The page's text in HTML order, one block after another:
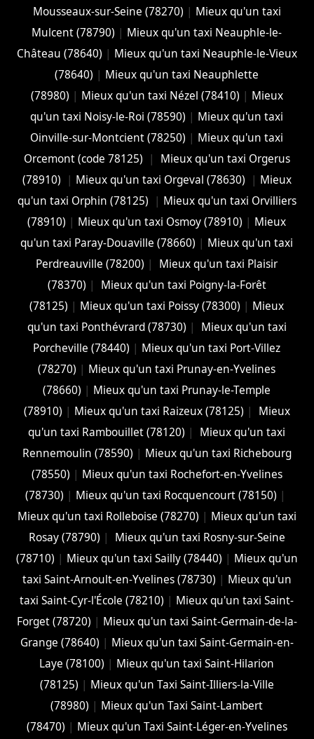
Mousseaux-sur-Seine (78270) | Mieux qu'un taxi
Mulcent (78790) | Mieux qu'un taxi Neauphle-le-
Château (78640) | Mieux qu'un taxi Neauphle-le-Vieux
(78640) | Mieux qu'un taxi Neauphlette
(78980) | Mieux qu'un taxi Nézel (78410) | Mieux
qu'un taxi Noisy-le-Roi (78590) | Mieux qu'un taxi
Oinville-sur-Montcient (78250) | Mieux qu'un taxi
Orcemont (code 78125)
|
Mieux qu'un taxi Orgerus
(78910)
| Mieux qu'un taxi Orgeval (78630) | Mieux
qu'un taxi Orphin (78125)
| Mieux qu'un taxi Orvilliers
(78910) | Mieux qu'un taxi Osmoy (78910) | Mieux
qu'un taxi Paray-Douaville (78660) | Mieux qu'un taxi
Perdreauville (78200) |
Mieux qu'un taxi Plaisir
(78370) |
Mieux qu'un taxi Poigny-la-Forêt
(78125) | Mieux qu'un taxi Poissy (78300) | Mieux
qu'un taxi Ponthévrard (78730) |
Mieux qu'un taxi
Porcheville (78440) | Mieux qu'un taxi Port-Villez
(78270) | Mieux qu'un taxi Prunay-en-Yvelines
(78660) | Mieux qu'un taxi Prunay-le-Temple
(78910) | Mieux qu'un taxi Raizeux (78125) |
Mieux
qu'un taxi Rambouillet (78120) |
Mieux qu'un taxi
Rennemoulin (78590) | Mieux qu'un taxi Richebourg
(78550) | Mieux qu'un taxi Rochefort-en-Yvelines
(78730) | Mieux qu'un taxi Rocquencourt (78150) |
Mieux qu'un taxi Rolleboise (78270) | Mieux qu'un taxi
Rosay (78790) |
Mieux qu'un taxi Rosny-sur-Seine
(78710) | Mieux qu'un taxi Sailly (78440) | Mieux qu'un
taxi Saint-Arnoult-en-Yvelines (78730) | Mieux qu'un
taxi Saint-Cyr-l'École (78210) | Mieux qu'un taxi Saint-
Forget (78720) | Mieux qu'un taxi Saint-Germain-de-la-
Grange (78640) | Mieux qu'un taxi Saint-Germain-en-
Laye (78100) | Mieux qu'un taxi Saint-Hilarion
(78125) | Mieux qu'un Taxi Saint-Illiers-la-Ville
(78980) | Mieux qu'un Taxi Saint-Lambert
(78470) | Mieux qu'un Taxi Saint-Léger-en-Yvelines